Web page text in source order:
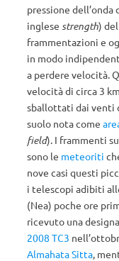
pressione dell’onda
inglese strength)
frammentazioni e
in modo
a perdere velocità.
velocità di circa 3
sballottati dai venti
suolo nota come
field). I frammenti
sono le meteoriti
nove casi questi
i telescopi adibiti
(Nea) poche ore
ricevuto una
2008 TC3
Almahata Sitta,